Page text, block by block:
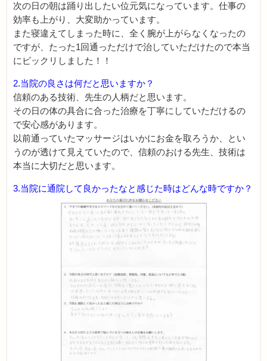
次の日の朝は踊り出したい位元気になっています。仕事の
効率も上がり、大変助かっています。
また寝違えてしまった時に、全く腕が上がらなくなったの
ですが、たった1回通っただけで治していただけたので本当
にビックリしました！！
2.当院の良さは何だと思いますか？
信頼のある技術、先生の人柄だと思います。
その日の体の具合に合った治療を丁寧にしていただけるの
で安心感があります。
以前通っていたマッサージはいかにお金を取ろうか、とい
うのが透けて見えていたので、信頼のおける先生、技術は
本当に大切だと思います。
3.当院に通院して良かったなと感じた時はどんな時ですか？